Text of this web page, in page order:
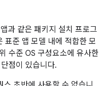
과 같은 패키지 설치 프로그
표준 앱 모델 내에 적합한 모
수준 OS 구성요소에 유사한
점이 있습니다.